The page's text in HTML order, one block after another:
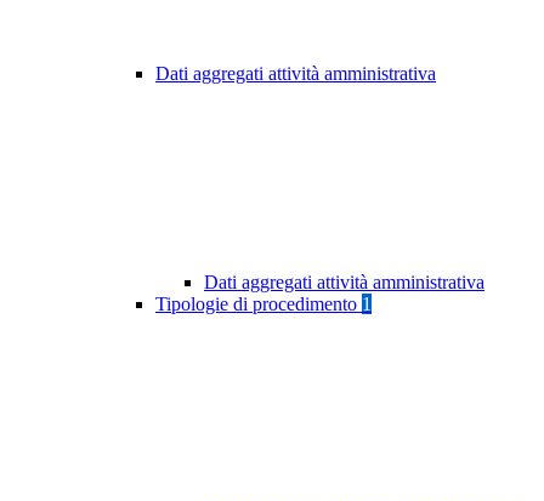
Dati aggregati attività amministrativa
Dati aggregati attività amministrativa
Tipologie di procedimento 1